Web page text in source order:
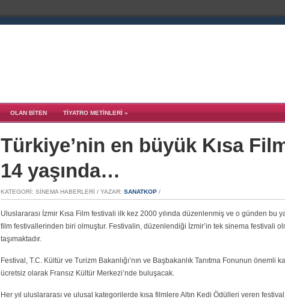
OLAN BITEN TIYATRO METINLERI»
Türkiye’nin en büyük Kısa
14 yaşında…
KATEGORI: SINEMA HABERLERI / YAZAR: SANATKOP /
Uluslararası İzmir Kısa Film festivali ilk kez 2000 yılında düzenlenmiş ve o günden bu
film festivallerinden biri olmuştur. Festivalin, düzenlendiği İzmir’in tek sinema festivali
taşımaktadır.
Festival, T.C. Kültür ve Turizm Bakanlığı’nın ve Başbakanlık Tanıtma Fonunun önemli
ücretsiz olarak Fransız Kültür Merkezi’nde buluşacak.
Her yıl uluslararası ve ulusal kategorilerde kısa filmlere Altın Kedi Ödülleri veren